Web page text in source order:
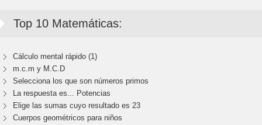
Top 10 Matemáticas:
Cálculo mental rápido (1)
m.c.m y M.C.D
Selecciona los que son números primos
La respuesta es... Potencias
Elige las sumas cuyo resultado es 23
Cuerpos geométricos para niños